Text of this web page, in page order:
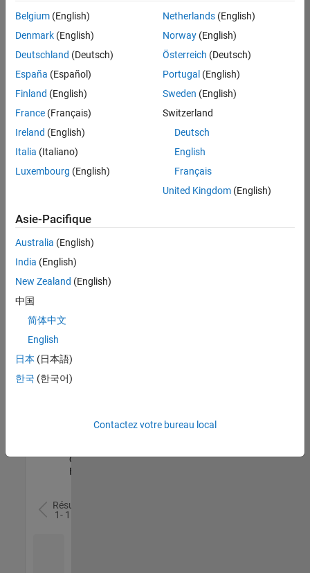
Les
descriptions
poste
n’ont
pas
été
traduites.
Effectuez
lieu
pour
l’ensemble
des
opportunités
votre
région.
Senior Software Quality Engineer
Senior
Engineer
qualité |
Expérimenté(e)
Résultats
1- 1 de
Belgium (English)
Denmark (English)
Deutschland (Deutsch)
España (Español)
Finland (English)
France (Français)
Ireland (English)
Italia (Italiano)
Luxembourg (English)
Netherlands(English)
Norway(English)
Österreich (Deutsch)
Portugal (English)
Sweden (English)
Switzerland
Deutsch
English
Français
United Kingdom(English)
Asie-Pacifique
Australia (English)
India (English)
New Zealand (English)
中国
简体中文
English
日本 (日本語)
한국 (한국어)
Contactez votre bureau local